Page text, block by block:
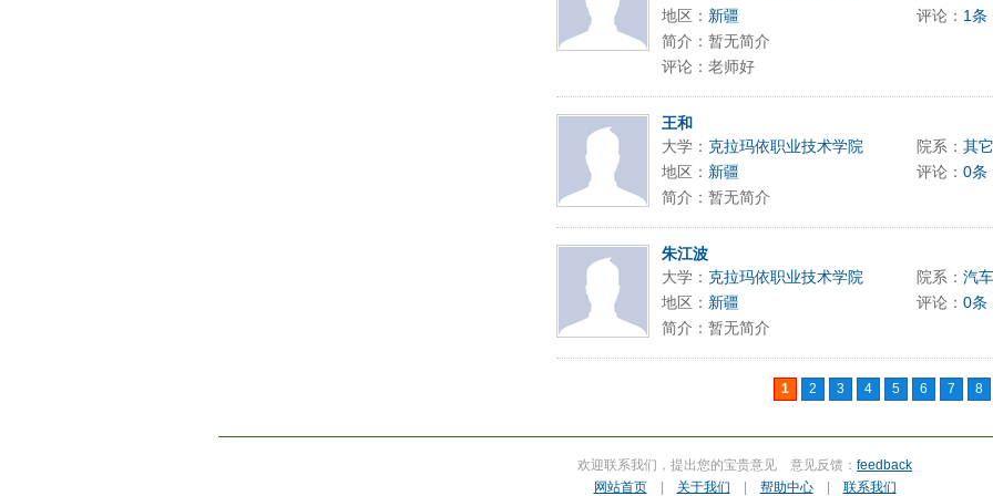
地区： 新疆 评论： 1条
简介：暂无简介
评论：老师好
王和
大学： 克拉玛依职业技术学院 院系： 其它
地区： 新疆 评论： 0条
简介：暂无简介
朱江波
大学： 克拉玛依职业技术学院 院系： 汽
地区： 新疆 评论： 0条
简介：暂无简介
1 2 3 4 5 6 7 8
欢迎联系我们，提出您的宝贵意见 意见反馈： feedback
网站首页| 关于我们 帮助中心| 联系我们